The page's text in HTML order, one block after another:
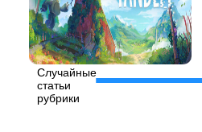
Случайные
статьи
рубрики